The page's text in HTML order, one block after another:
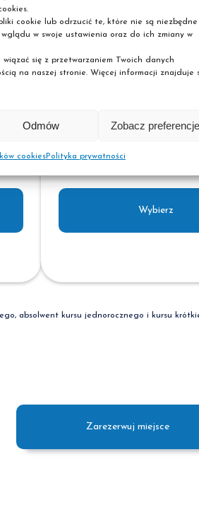
cookie lub odrzucić te, które nie są niezbędne
w swoje ustawienia oraz do ich zmiany w
się z przetwarzaniem Twoich danych
na naszej stronie. Więcej informacji znajduje
Odmów Zobacz preferencje
cookiesPolityka prywatności
Cena kursu
(płatna
Dla aktywnego
kursanta i
Wybierz
absolwent kursu jednorocznego i kursu
Zarezerwuj miejsce